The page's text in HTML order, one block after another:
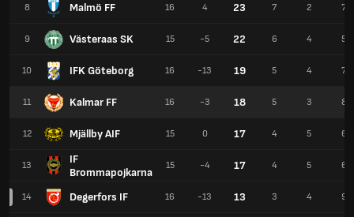
8 Malmö FF
9 Västeraas SK
10 IFK Göteborg
11 Kalmar FF
12 Mjällby AIF
13
IF
Brommapojkarna
14 Degerfors IF
16 4 23 7 2 7
15 -5 22 6 4 5
16 -13 19 5 4 7
16 -3 18 5 3 8
15 0 17 4 5 6
15 -4 17 4 5 6
16 -13 13 3 4 9